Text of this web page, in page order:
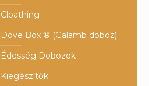
Cloathing
Dove Box ® (Galamb doboz)
Édesség Dobozok
Kiegészítők